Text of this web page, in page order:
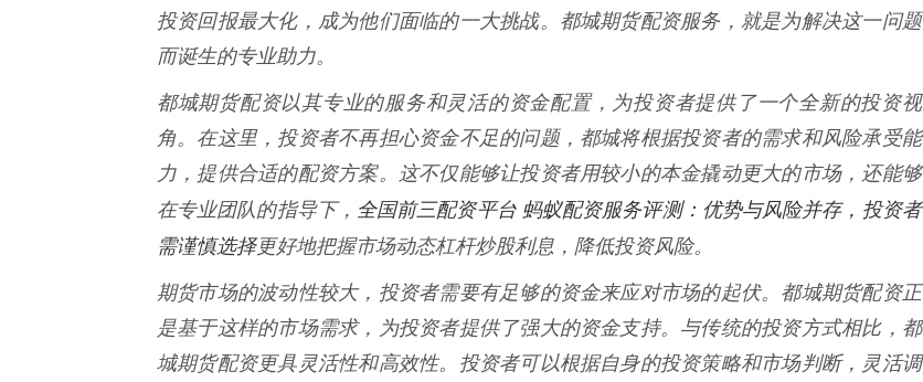
投资回报最大化，成为他们面临的一大挑战。都城期货配资服务，就是为解决这一问题
而诞生的专业助力。
都城期货配资以其专业的服务和灵活的资金配置，为投资者提供了一个全新的投资视
角。在这里，投资者不再担心资金不足的问题，都城将根据投资者的需求和风险承受能
力，提供合适的配资方案。这不仅能够让投资者用较小的本金撬动更大的市场，还能够
在专业团队的指导下， 全国前三配资平台 蚂蚁配资服务评测：优势与风险并存，投资者
需谨慎选择更好地把握市场动态杠杆炒股利息，降低投资风险。
期货市场的波动性较大，投资者需要有足够的资金来应对市场的起伏。都城期货配资正
是基于这样的市场需求，为投资者提供了强大的资金支持。与传统的投资方式相比，都
城期货配资更具灵活性和高效性。投资者可以根据自身的投资策略和市场判断，灵活调